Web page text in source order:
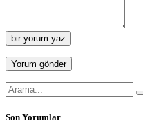
bir yorum yaz
Son Yorumlar